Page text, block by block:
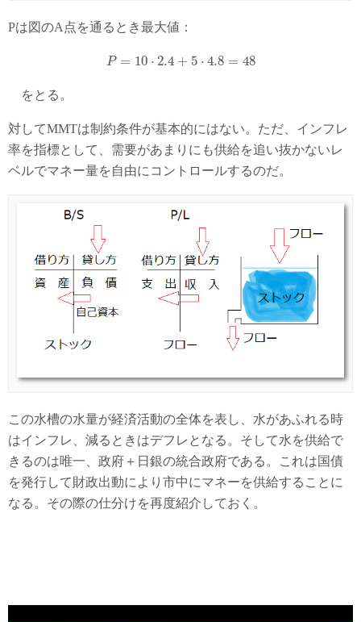
Pは図のA点を通るとき最大値：
P = 10 ⋅ 2.4 + 5 ⋅ 4.8 = 48
をとる。
対してMMTは制約条件が基本的にはない。ただ、インフレ
率を指標として、需要があまりにも供給を追い抜かないレ
ベルでマネー量を自由にコントロールするのだ。
この水槽の水量が経済活動の全体を表し、水があふれる時
はインフレ、減るときはデフレとなる。そして水を供給で
きるのは唯一、政府＋日銀の統合政府である。これは国債
を発行して財政出動により市中にマネーを供給することに
なる。その際の仕分けを再度紹介しておく。